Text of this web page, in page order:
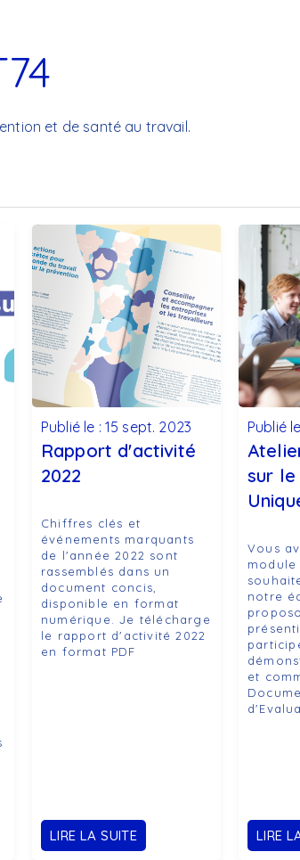
et de santé au travail.
Publié le : 15 sept. 2023
Rapport d'activité
2022
Chiffres clés et
événements marquants
de l'année 2022 sont
rassemblés dans un
document concis,
disponible en format
numérique. Je télécharge
le rapport d'activité 2022
en format PDF
LIRE LA SUITE
Publié
sur le
Vous
notre
et
LIRE